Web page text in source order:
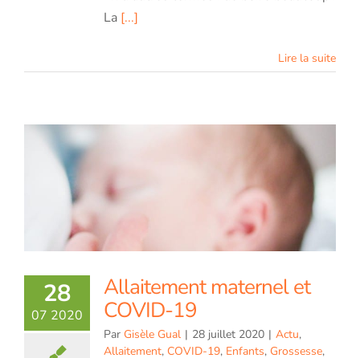
La [...]
Lire la suite
28
07 2020
Allaitement maternel et
COVID-19
Par Gisèle Gual | 28 juillet 2020 | Actu,
Allaitement, COVID-19, Enfants, Grossesse,